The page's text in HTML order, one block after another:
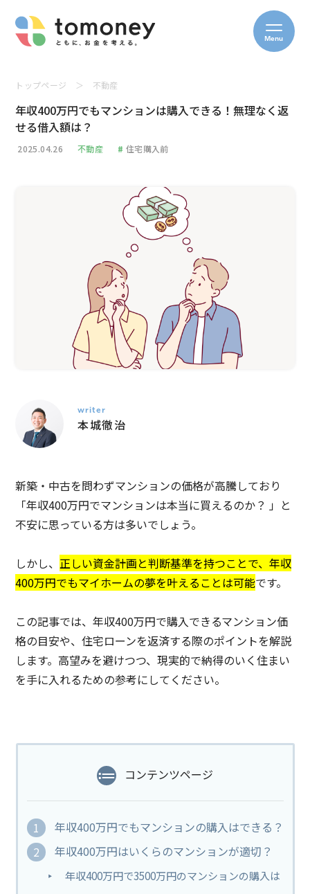
Menu
トップページ ＞ 不動産
年収400万円でもマンションは購入できる！無理なく返
せる借入額は？
2025.04.26 不動産 # 住宅購入前
writer
本城徹治
新築・中古を問わずマンションの価格が高騰しており
「年収400万円でマンションは本当に買えるのか？ 」と
不安に思っている方は多いでしょう。
しかし、正しい資金計画と判断基準を持つことで、年収
400万円でもマイホームの夢を叶えることは可能です。
この記事では、年収400万円で購入できるマンション価
格の目安や、住宅ローンを返済する際のポイントを解説
します。高望みを避けつつ、現実的で納得のいく住まい
を手に入れるための参考にしてください。
コンテンツページ
年収400万円でもマンションの購入はできる？
年収400万円はいくらのマンションが適切？
年収400万円で3500万円のマンションの購入は